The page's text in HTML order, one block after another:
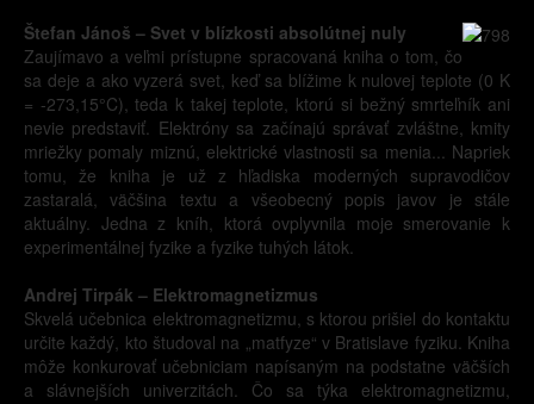
Štefan Jánoš – Svet v blízkosti absolútnej nuly
Zaujímavo a veľmi prístupne spracovaná kniha o tom, čo
sa deje a ako vyzerá svet, keď sa blížime k nulovej teplote (0 K
= -273,15°C), teda k takej teplote, ktorú si bežný smrteľník ani
nevie predstaviť. Elektróny sa začínajú správať zvláštne, kmity
mriežky pomaly miznú, elektrické vlastnosti sa menia... Napriek
tomu, že kniha je už z hľadiska moderných supravodičov
zastaralá, väčšina textu a všeobecný popis javov je stále
aktuálny. Jedna z kníh, ktorá ovplyvnila moje smerovanie k
experimentálnej fyzike a fyzike tuhých látok.
Andrej Tirpák – Elektromagnetizmus
Skvelá učebnica elektromagnetizmu, s ktorou prišiel do kontaktu
určite každý, kto študoval na „matfyze“ v Bratislave fyziku. Kniha
môže konkurovať učebniciam napísaným na podstatne väčších
a slávnejších univerzitách. Čo sa týka elektromagnetizmu,